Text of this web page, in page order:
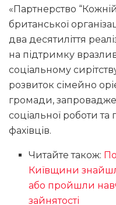
«Партнерство
британської
два десятиліття
на підтримку
соціальному
розвиток сімейно
громади,
соціальної роботи та
фахівців.
Читайте також:
Київщини
або пройшли
зайнятості